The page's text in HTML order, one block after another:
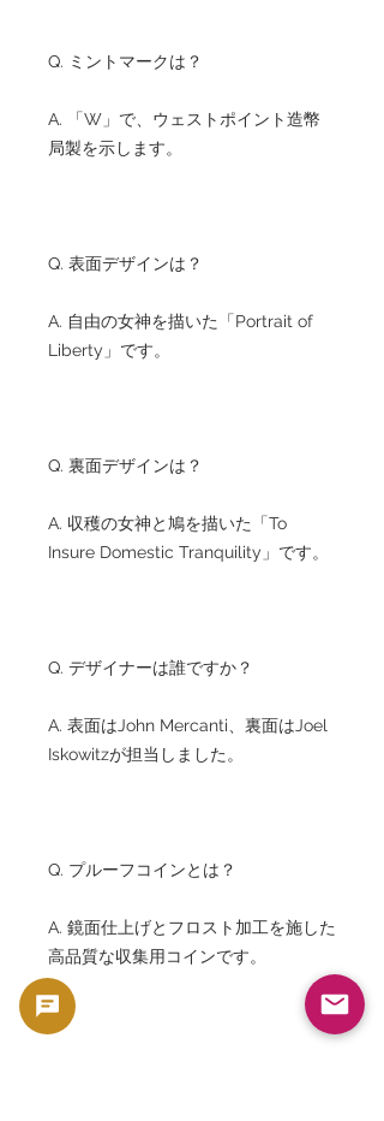
Q. ミントマークは？
A. 「W」で、ウェストポイント造幣
局製を示します。
Q. 表面デザインは？
A. 自由の女神を描いた「Portrait of
Liberty」です。
Q. 裏面デザインは？
A. 収穫の女神と鳩を描いた「To
Insure Domestic Tranquility」です。
Q. デザイナーは誰ですか？
A. 表面はJohn Mercanti、裏面はJoel
Iskowitzが担当しました。
Q. プルーフコインとは？
A. 鏡面仕上げとフロスト加工を施した
高品質な収集用コインです。